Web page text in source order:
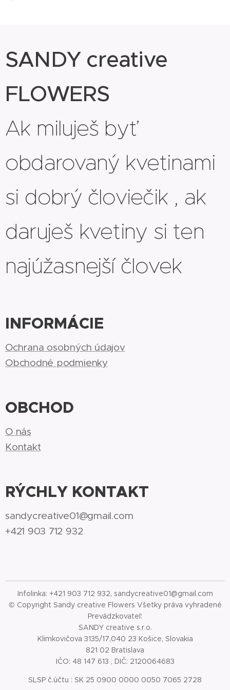
SANDY creative
FLOWERS
Ak miluješ byť
obdarovaný kvetinami
si dobrý človiečik , ak
daruješ kvetiny si ten
najúžasnejší človek
INFORMÁCIE
Ochrana osobných údajov
Obchodné podmienky
OBCHOD
O nás
Kontakt
RÝCHLY KONTAKT
sandycreative01@gmail.com
+421 903 712 932
Infolinka: +421 903 712 932, sandycreative01@gmail.com
© Copyright Sandy creative Flowers Všetky práva vyhradené
Prevádzkovateľ:
SANDY creative s.r.o.
Klimkovičova 3135/17,040 23 Košice, Slovakia
821 02 Bratislava
IČO: 48 147 613 , DIČ: 2120064683
SLSP č.účtu : SK 25 0900 0000 0050 7065 2728